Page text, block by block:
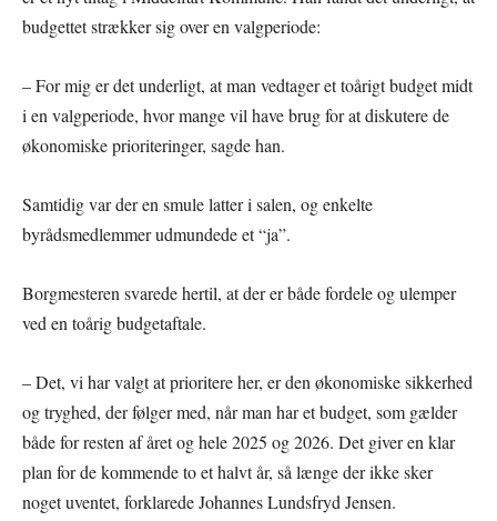
budgettet strækker sig over en valgperiode:
– For mig er det underligt, at man vedtager et toårigt budget midt
i en valgperiode, hvor mange vil have brug for at diskutere de
økonomiske prioriteringer, sagde han.
Samtidig var der en smule latter i salen, og enkelte
byrådsmedlemmer udmundede et “ja”.
Borgmesteren svarede hertil, at der er både fordele og ulemper
ved en toårig budgetaftale.
– Det, vi har valgt at prioritere her, er den økonomiske sikkerhed
og tryghed, der følger med, når man har et budget, som gælder
både for resten af året og hele 2025 og 2026. Det giver en klar
plan for de kommende to et halvt år, så længe der ikke sker
noget uventet, forklarede Johannes Lundsfryd Jensen.